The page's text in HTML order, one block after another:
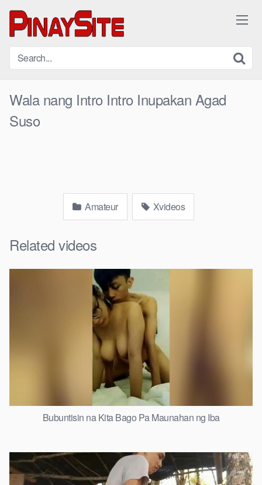
content
Wala nang Intro Intro Inupakan Agad
Suso
Amateur Xvideos
Related videos
Bubuntisin na Kita Bago Pa Maunahan ng Iba